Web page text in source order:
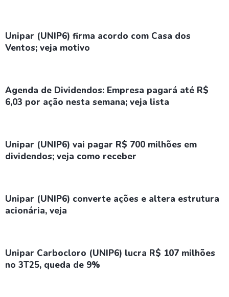
Unipar (UNIP6) firma acordo com Casa dos
Ventos; veja motivo
Agenda de Dividendos: Empresa pagará até R$
6,03 por ação nesta semana; veja lista
Unipar (UNIP6) vai pagar R$ 700 milhões em
dividendos; veja como receber
Unipar (UNIP6) converte ações e altera estrutura
acionária, veja
Unipar Carbocloro (UNIP6) lucra R$ 107 milhões
no 3T25, queda de 9%